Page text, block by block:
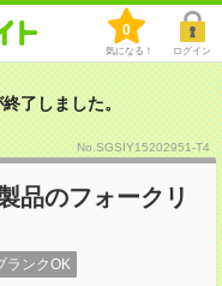
0
気になる！ ログイン
了しました。
No.SGSIY15202951-T4
品のフォークリ
ランクOK